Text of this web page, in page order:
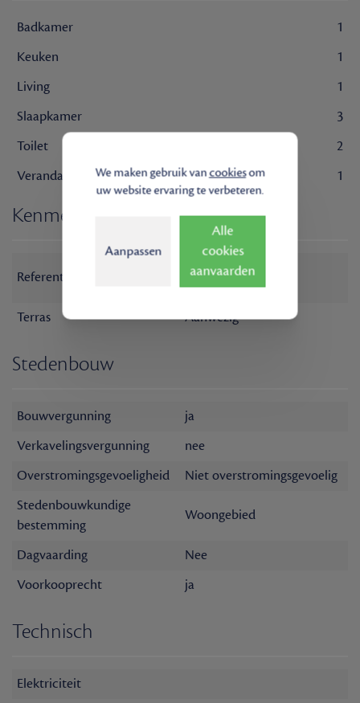
Badkamer
1
Keuken
1
Living
1
Slaapkamer
3
Toilet
2
Veranda
1
Kenmerken
Referentie
ST-AMANDSBERG -
HEIVELDSTR
Terras
Aanwezig
Stedenbouw
Bouwvergunning
ja
Verkavelingsvergunning
nee
Overstromingsgevoeligheid
Niet overstromingsgevoelig
Stedenbouwkundige
bestemming
Woongebied
Dagvaarding
Nee
Voorkooprecht
ja
Technisch
Elektriciteit
We maken gebruik vancookiesom
uw website ervaring te verbeteren.
Aanpassen
Alle
cookies
aanvaarden